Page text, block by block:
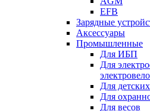
EFB
Зарядные
Аксессуары
Промышленные
Для ИБП
Для
Для
Для
Для весов